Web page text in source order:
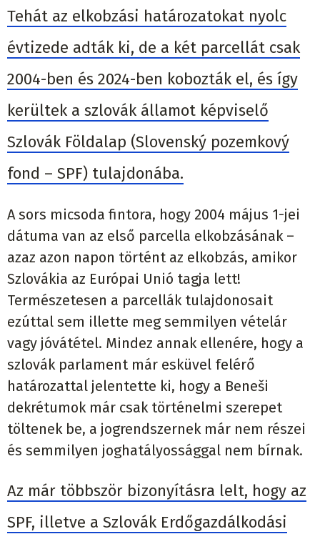
Tehát az elkobzási határozatokat nyolc
évtizede adták ki, de a két parcellát csak
2004-ben és 2024-ben kobozták el, és így
kerültek a szlovák államot képviselő
Szlovák Földalap (Slovenský pozemkový
fond – SPF) tulajdonába.
A sors micsoda fintora, hogy 2004 május 1-jei
dátuma van az első parcella elkobzásának –
azaz azon napon történt az elkobzás, amikor
Szlovákia az Európai Unió tagja lett!
Természetesen a parcellák tulajdonosait
ezúttal sem illette meg semmilyen vételár
vagy jóvátétel. Mindez annak ellenére, hogy a
szlovák parlament már esküvel felérő
határozattal jelentette ki, hogy a Beneši
dekrétumok már csak történelmi szerepet
töltenek be, a jogrendszernek már nem részei
és semmilyen joghatályossággal nem bírnak.
Az már többször bizonyításra lelt, hogy az
SPF, illetve a Szlovák Erdőgazdálkodási